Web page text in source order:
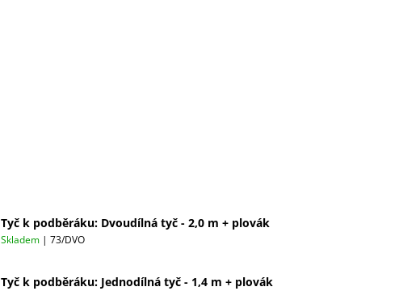
Tyč k podběráku: Dvoudílná tyč - 2,0 m + plovák
Skladem | 73/DVO
Tyč k podběráku: Jednodílná tyč - 1,4 m + plovák